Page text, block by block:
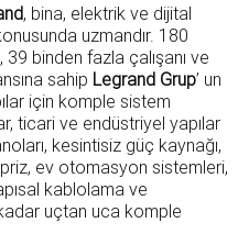
, bina, elektrik ve dijital
uzmandır. 180
binden fazla çalışanı ve
sahip Legrand Grup’ un
için komple sistem
ticari ve endüstriyel yapılar
kesintisiz güç kaynağı,
ev otomasyon sistemleri,
kablolama ve
uçtan uca komple